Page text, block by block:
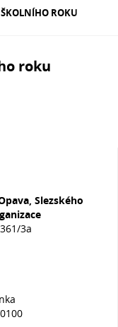
ROKU
roku
Slezského
3a